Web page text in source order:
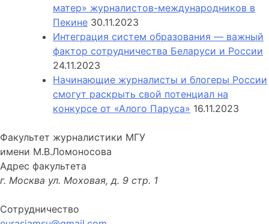
матер» журналистов-международников в
Пекине 30.11.2023
Интеграция систем образования — важный
фактор сотрудничества Беларуси и России
24.11.2023
Начинающие журналисты и блогеры России
смогут раскрыть свой потенциал на
конкурсе от «Алого Паруса» 16.11.2023
Факультет журналистики МГУ
имени М.В.Ломоносова
Адрес факультета
г. Москва ул. Моховая, д. 9 стр. 1
Сотрудничество